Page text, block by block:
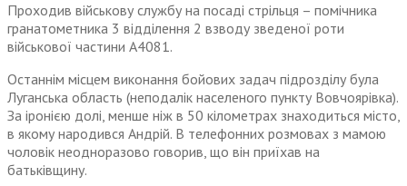
Проходив військову службу на посаді стрільця – помічника
гранатометника 3 відділення 2 взводу зведеної роти
військової частини А4081.
Останнім місцем виконання бойових задач підрозділу була
Луганська область (неподалік населеного пункту Вовчоярівка).
За іронією долі, менше ніж в 50 кілометрах знаходиться місто,
в якому народився Андрій. В телефонних розмовах з мамою
чоловік неодноразово говорив, що він приїхав на
батьківщину.